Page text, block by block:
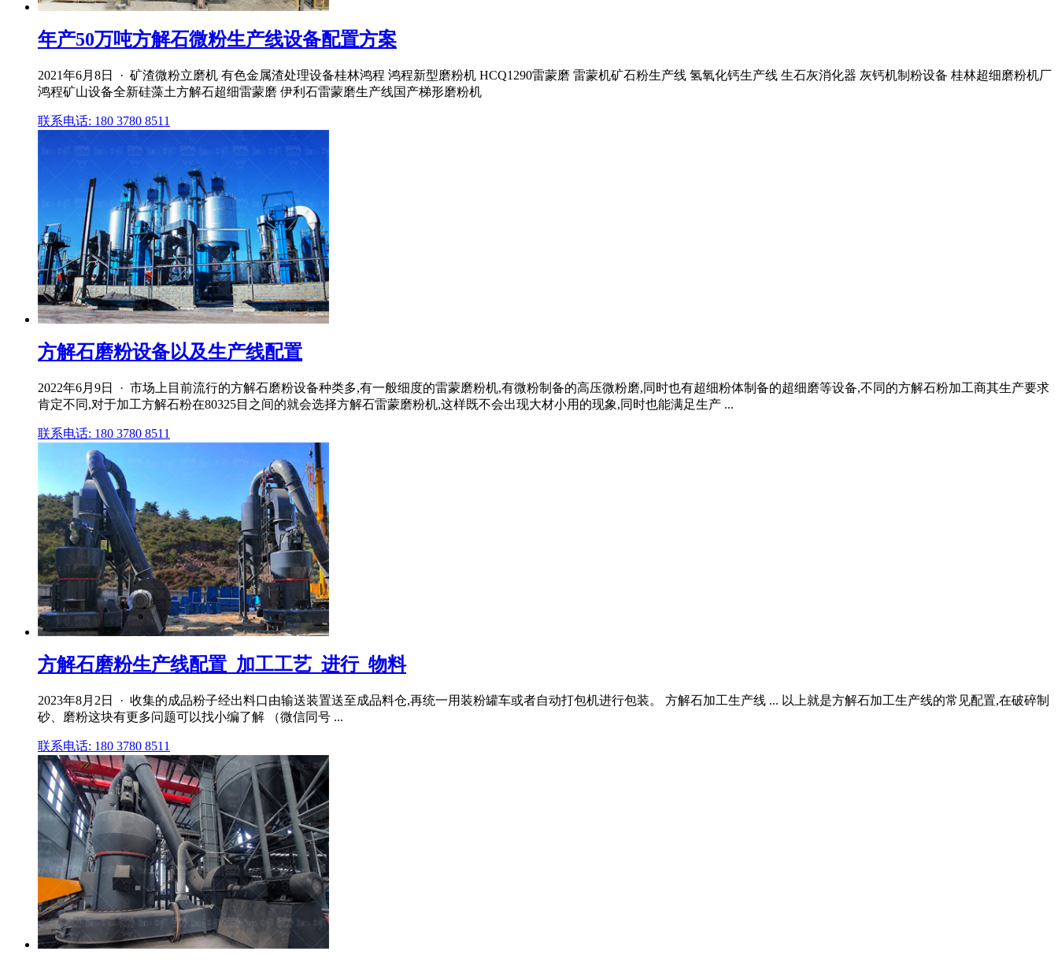
年产50万吨方解石微粉生产线设备配置方案
2021年6月8日 · 矿渣微粉立磨机 有色金属渣处理设备桂林鸿程 鸿程新型磨粉机 HCQ1290雷蒙磨 雷蒙机矿石粉生产线 氢氧化钙生产线 生石灰消化器 灰钙机制粉设备 桂林超细磨粉机厂
鸿程矿山设备全新硅藻土方解石超细雷蒙磨 伊利石雷蒙磨生产线国产梯形磨粉机
联系电话: 180 3780 8511
方解石磨粉设备以及生产线配置
2022年6月9日 · 市场上目前流行的方解石磨粉设备种类多,有一般细度的雷蒙磨粉机,有微粉制备的高压微粉磨,同时也有超细粉体制备的超细磨等设备,不同的方解石粉加工商其生产要求
肯定不同,对于加工方解石粉在80325目之间的就会选择方解石雷蒙磨粉机,这样既不会出现大材小用的现象,同时也能满足生产 ...
联系电话: 180 3780 8511
方解石磨粉生产线配置_加工工艺_进行_物料
2023年8月2日 · 收集的成品粉子经出料口由输送装置送至成品料仓,再统一用装粉罐车或者自动打包机进行包装。 方解石加工生产线 ... 以上就是方解石加工生产线的常见配置,在破碎制
砂、磨粉这块有更多问题可以找小编了解 （微信同号 ...
联系电话: 180 3780 8511